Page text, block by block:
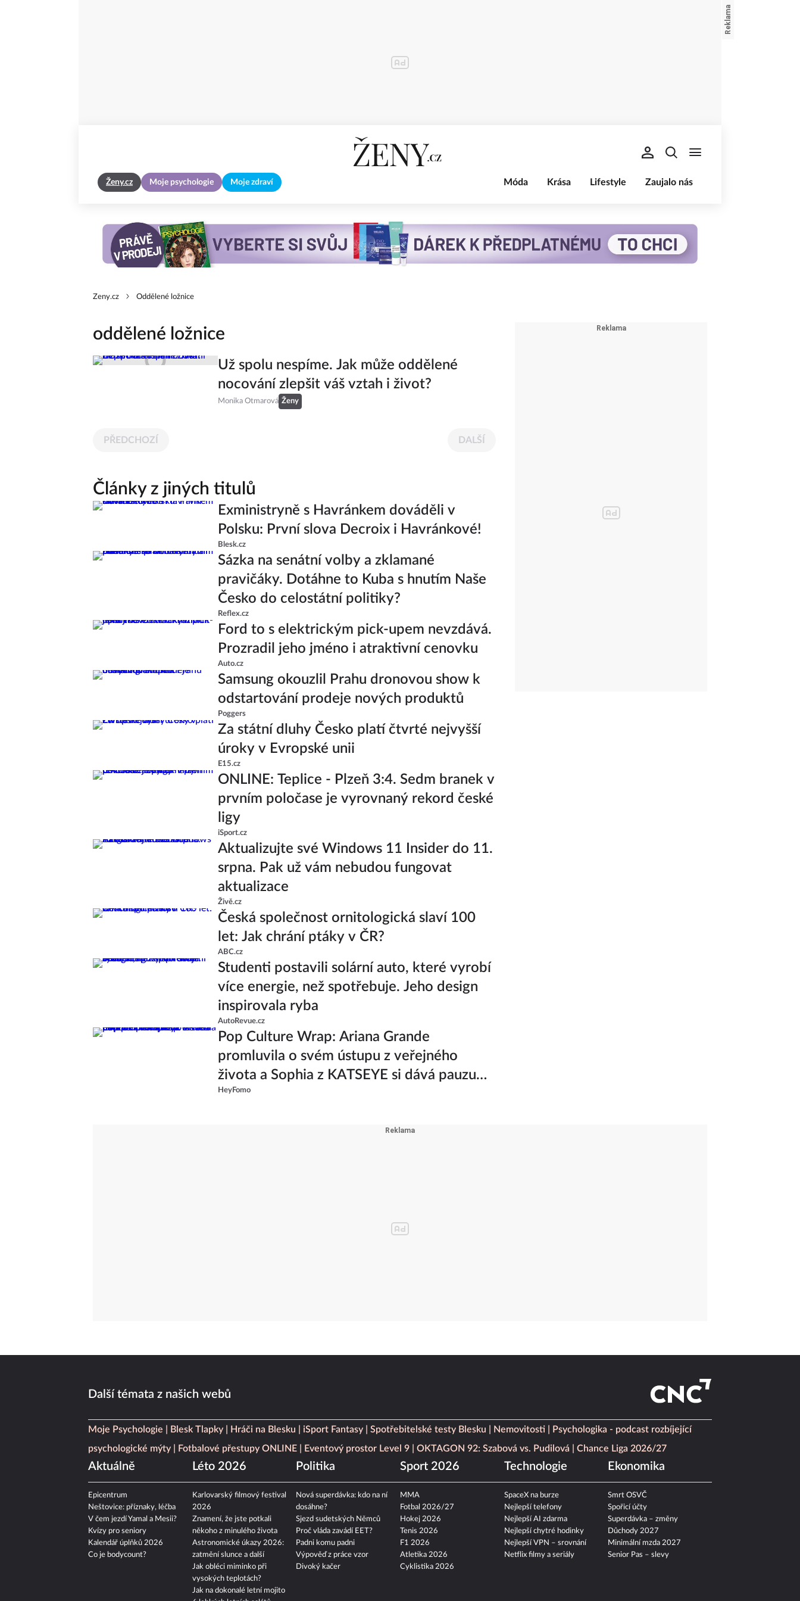
Ženy.cz Moje psychologie Moje zdraví Móda Krása Lifestyle Zaujalo nás
Zeny.cz Oddělené ložnice
oddělené ložnice
Už spolu nespíme. Jak může oddělené
nocování zlepšit váš vztah i život?
Monika Otmarová Ženy
PŘEDCHOZÍ DALŠÍ
Články z jiných titulů
Exministryně s Havránkem dováděli v
Polsku: První slova Decroix i Havránkové!
Blesk.cz
Sázka na senátní volby a zklamané
pravičáky. Dotáhne to Kuba s hnutím Naše
Česko do celostátní politiky?
Reflex.cz
Ford to s elektrickým pick-upem nevzdává.
Prozradil jeho jméno i atraktivní cenovku
Auto.cz
Samsung okouzlil Prahu dronovou show k
odstartování prodeje nových produktů
Poggers
Za státní dluhy Česko platí čtvrté nejvyšší
úroky v Evropské unii
E15.cz
ONLINE: Teplice - Plzeň 3:4. Sedm branek v
prvním poločase je vyrovnaný rekord české
ligy
iSport.cz
Aktualizujte své Windows 11 Insider do 11.
srpna. Pak už vám nebudou fungovat
aktualizace
Živě.cz
Česká společnost ornitologická slaví 100
let: Jak chrání ptáky v ČR?
ABC.cz
Studenti postavili solární auto, které vyrobí
více energie, než spotřebuje. Jeho design
inspirovala ryba
AutoRevue.cz
Pop Culture Wrap: Ariana Grande
promluvila o svém ústupu z veřejného
života a Sophia z KATSEYE si dává pauzu
od skupiny
HeyFomo
Další témata z našich webů
Moje Psychologie Blesk Tlapky Hráči na Blesku iSport Fantasy Spotřebitelské testy Blesku Nemovitosti
Psychologika - podcast rozbíjející
psychologické mýty
Fotbalové přestupy ONLINE Eventový prostor Level 9 OKTAGON 92: Szabová vs. Pudilová Chance Liga 2026/27
Aktuálně
Epicentrum
Neštovice: příznaky, léčba
V čem jezdí Yamal a Mesii?
Kvízy pro seniory
Kalendář úplňků 2026
Co je bodycount?
Léto 2026
Karlovarský filmový festival
2026
Znamení, že jste potkali
někoho z minulého života
Astronomické úkazy 2026:
zatmění slunce a další
Jak obléci miminko při
vysokých teplotách?
Jak na dokonalé letní mojito
Politika
Nová superdávka: kdo na ní
dosáhne?
Sjezd sudetských Němců
Proč vláda zavádí EET?
Padni komu padni
Výpověď z práce vzor
Divoký kačer
Sport 2026
MMA
Fotbal 2026/27
Hokej 2026
Tenis 2026
F1 2026
Atletika 2026
Cyklistika 2026
Technologie
SpaceX na burze
Nejlepší telefony
Nejlepší AI zdarma
Nejlepší chytré hodinky
Nejlepší VPN – srovnání
Netflix filmy a seriály
Ekonomika
Smrt OSVČ
Spořicí účty
Superdávka – změny
Důchody 2027
Minimální mzda 2027
Senior Pas – slevy